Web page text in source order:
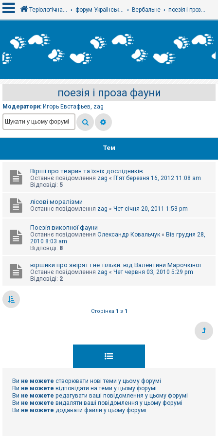
х
і
е
є
с
т
р
а
Т
м
б
в
д
в
д
й
Теріологічна школа форум Українського теріологічного товариства Вербальне поезія і проза фауни
поезія і проза фауни
Модератори: Игорь Евстафьев, zag
Тем
Вірші про тварин та їхніх дослідників
Останнє повідомлення zag « П'ят березня 16, 2012 11:08 am
Відповіді: 5
лісові моралізми
Останнє повідомлення zag « Чет січня 20, 2011 1:53 pm
Поезія викопної фауни
Останнє повідомлення Олександр Ковальчук « Вів грудня 28,
2010 8:03 am
Відповіді: 8
віршики про звірят і не тільки. від Валентини Марочкіної
Останнє повідомлення zag « Чет червня 03, 2010 5:29 pm
Відповіді: 2
Сторінка 1 з 1
Ви не можете створювати нові теми у цьому форумі
Ви не можете відповідати на теми у цьому форумі
Ви не можете редагувати ваші повідомлення у цьому форумі
Ви не можете видаляти ваші повідомлення у цьому форумі
Ви не можете додавати файли у цьому форумі